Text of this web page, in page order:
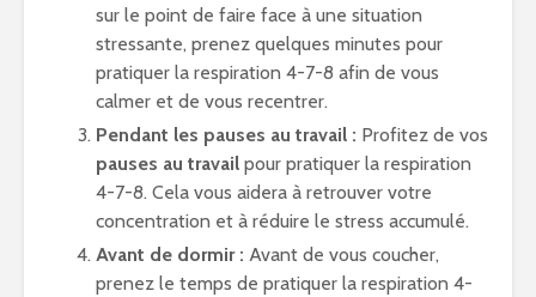
sur le point de faire face à une situation
stressante, prenez quelques minutes pour
pratiquer la respiration 4-7-8 afin de vous
calmer et de vous recentrer.
Pendant les pauses au travail : Profitez de vos
pauses au travail pour pratiquer la respiration
4-7-8. Cela vous aidera à retrouver votre
concentration et à réduire le stress accumulé.
Avant de dormir : Avant de vous coucher,
prenez le temps de pratiquer la respiration 4-